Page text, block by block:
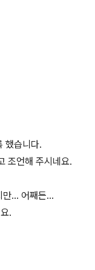
했습니다.
조언해 주시네요.
... 어째든...
.